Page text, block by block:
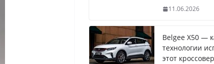
11.06.2026
Belgee X50 —
технологии
этот